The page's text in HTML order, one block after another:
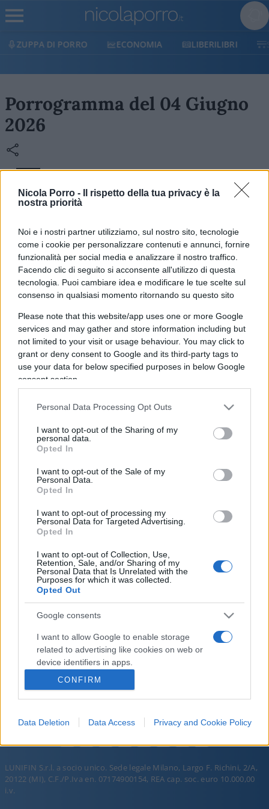
Nicola Porro -
Il rispetto della tua privacy è la
nostra priorità
Noi e i nostri partner utilizziamo, sul nostro sito, tecnologie
come i cookie per personalizzare contenuti e annunci, fornire
funzionalità per social media e analizzare il nostro traffico.
Facendo clic di seguito si acconsente all'utilizzo di questa
tecnologia. Puoi cambiare idea e modificare le tue scelte sul
consenso in qualsiasi momento ritornando su questo sito
Please note that this website/app uses one or more Google
services and may gather and store information including but
not limited to your visit or usage behaviour. You may click to
grant or deny consent to Google and its third-party tags to
use your data for below specified purposes in below Google
consent section.
Personal Data Processing Opt Outs
I want to opt-out of the Sharing of my
personal data.
Opted In
I want to opt-out of the Sale of my
Personal Data.
Opted In
I want to opt-out of processing my
Personal Data for Targeted Advertising.
Opted In
I want to opt-out of Collection, Use,
Retention, Sale, and/or Sharing of my
Personal Data that Is Unrelated with the
Purposes for which it was collected.
Opted Out
Google consents
I want to allow Google to enable storage
related to advertising like cookies on web or
device identifiers in apps.
I want to allow my user data to be sent to
Google for online advertising purposes.
I want to allow Google to send me
related to analytics like cookies on web or
CONFIRM
Data Deletion Data Access Privacy and Cookie Policy
ZUPPA DI PORRO ECONOMIA LIBERILIBRI
Porrogramma del 04 Giugno
2026
Il Porrogramma è il Cruciverba di Nicola Porro: un
gioco enigmistico che mixa attualità, cultura e un
all’altezza delle definizioni più pungenti!
🔍 Verifica risposte 🎱 Svela soluzione
1
Aggettivo francese che indica soggetti o elementi
PORROGRAMMA
DEL 03 GIU 2026
PORROGRAMMA
DEL 05 GIU 2026
LUNIFIN S.r.l. a socio unico. Sede legale Milano, Largo F. Richini, 2/A,
20122 (MI), C.F./P.Iva en. 07174900154, REA cap. soc. euro 10.000,00
i.v.